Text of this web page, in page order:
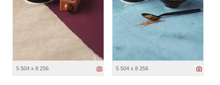
5 504 x 8 256 5 504 x 8 256